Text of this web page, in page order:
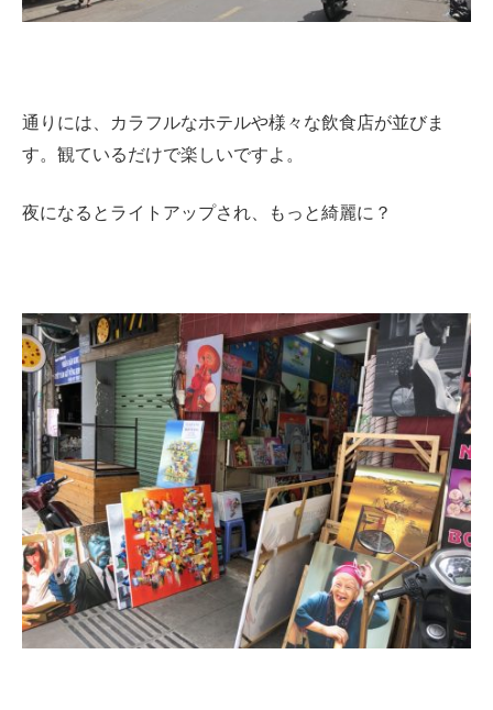
通りには、カラフルなホテルや様々な飲食店が並びま
す。観ているだけで楽しいですよ。
夜になるとライトアップされ、もっと綺麗に？